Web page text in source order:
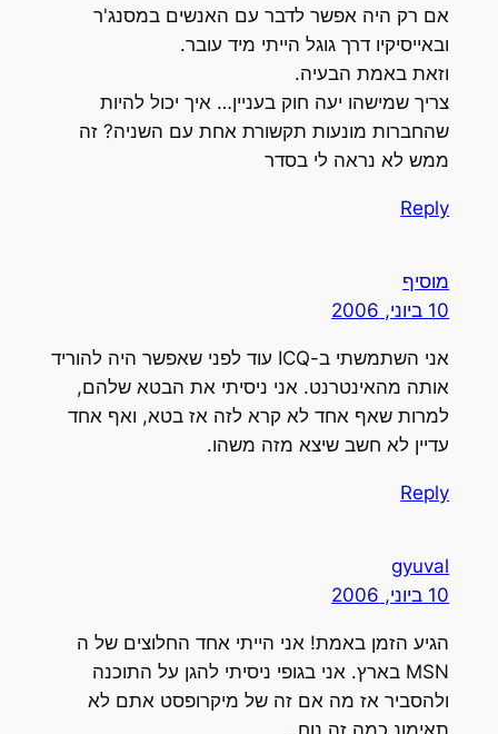
אם רק היה אפשר לדבר עם האנשים במסנג'ר
ובאייסיקיו דרך גוגל הייתי מיד עובר.
וזאת באמת הבעיה.
צריך שמישהו יעה חוק בעניין… איך יכול להיות
שהחברות מונעות תקשורת אחת עם השניה? זה
ממש לא נראה לי בסדר
Reply
מוסיף
10 ביוני, 2006
אני השתמשתי ב-ICQ עוד לפני שאפשר היה להוריד
אותה מהאינטרנט. אני ניסיתי את הבטא שלהם,
למרות שאף אחד לא קרא לזה אז בטא, ואף אחד
עדיין לא חשב שיצא מזה משהו.
Reply
gyuval
10 ביוני, 2006
הגיע הזמן באמת! אני הייתי אחד החלוצים של ה
MSN בארץ. אני בגופי ניסיתי להגן על התוכנה
ולהסביר אז מה אם זה של מיקרופסט אתם לא
תאימונ כמה זה נוח…